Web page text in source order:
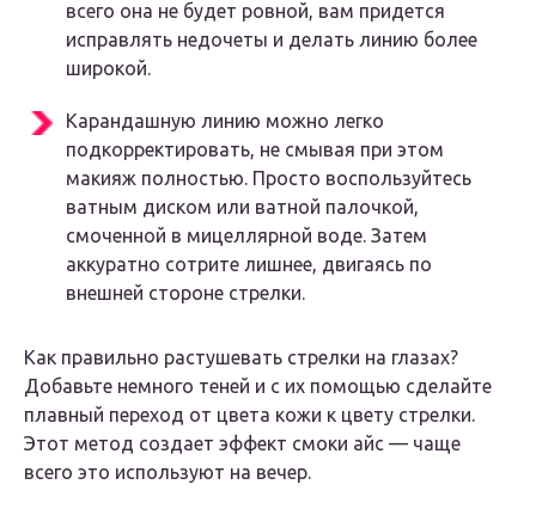
всего она не будет ровной, вам придется
исправлять недочеты и делать линию более
широкой.
Карандашную линию можно легко
подкорректировать, не смывая при этом
макияж полностью. Просто воспользуйтесь
ватным диском или ватной палочкой,
смоченной в мицеллярной воде. Затем
аккуратно сотрите лишнее, двигаясь по
внешней стороне стрелки.
Как правильно растушевать стрелки на глазах?
Добавьте немного теней и с их помощью сделайте
плавный переход от цвета кожи к цвету стрелки.
Этот метод создает эффект смоки айс — чаще
всего это используют на вечер.